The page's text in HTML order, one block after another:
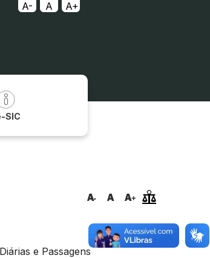
A- A
A+
SIC
e Passagens